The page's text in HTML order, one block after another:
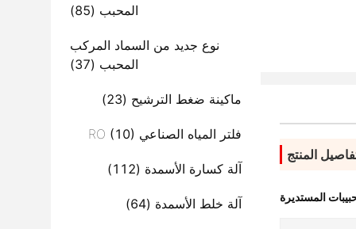
المنتج
المستديرة
المحبب (85)
نوع جديد من السماد المركب
المحبب (37)
ماكينة ضغط الترشيح (23)
فلتر المياه الصناعي RO (10)
آلة كسارة الأسمدة (112)
آلة خلط الأسمدة (64)